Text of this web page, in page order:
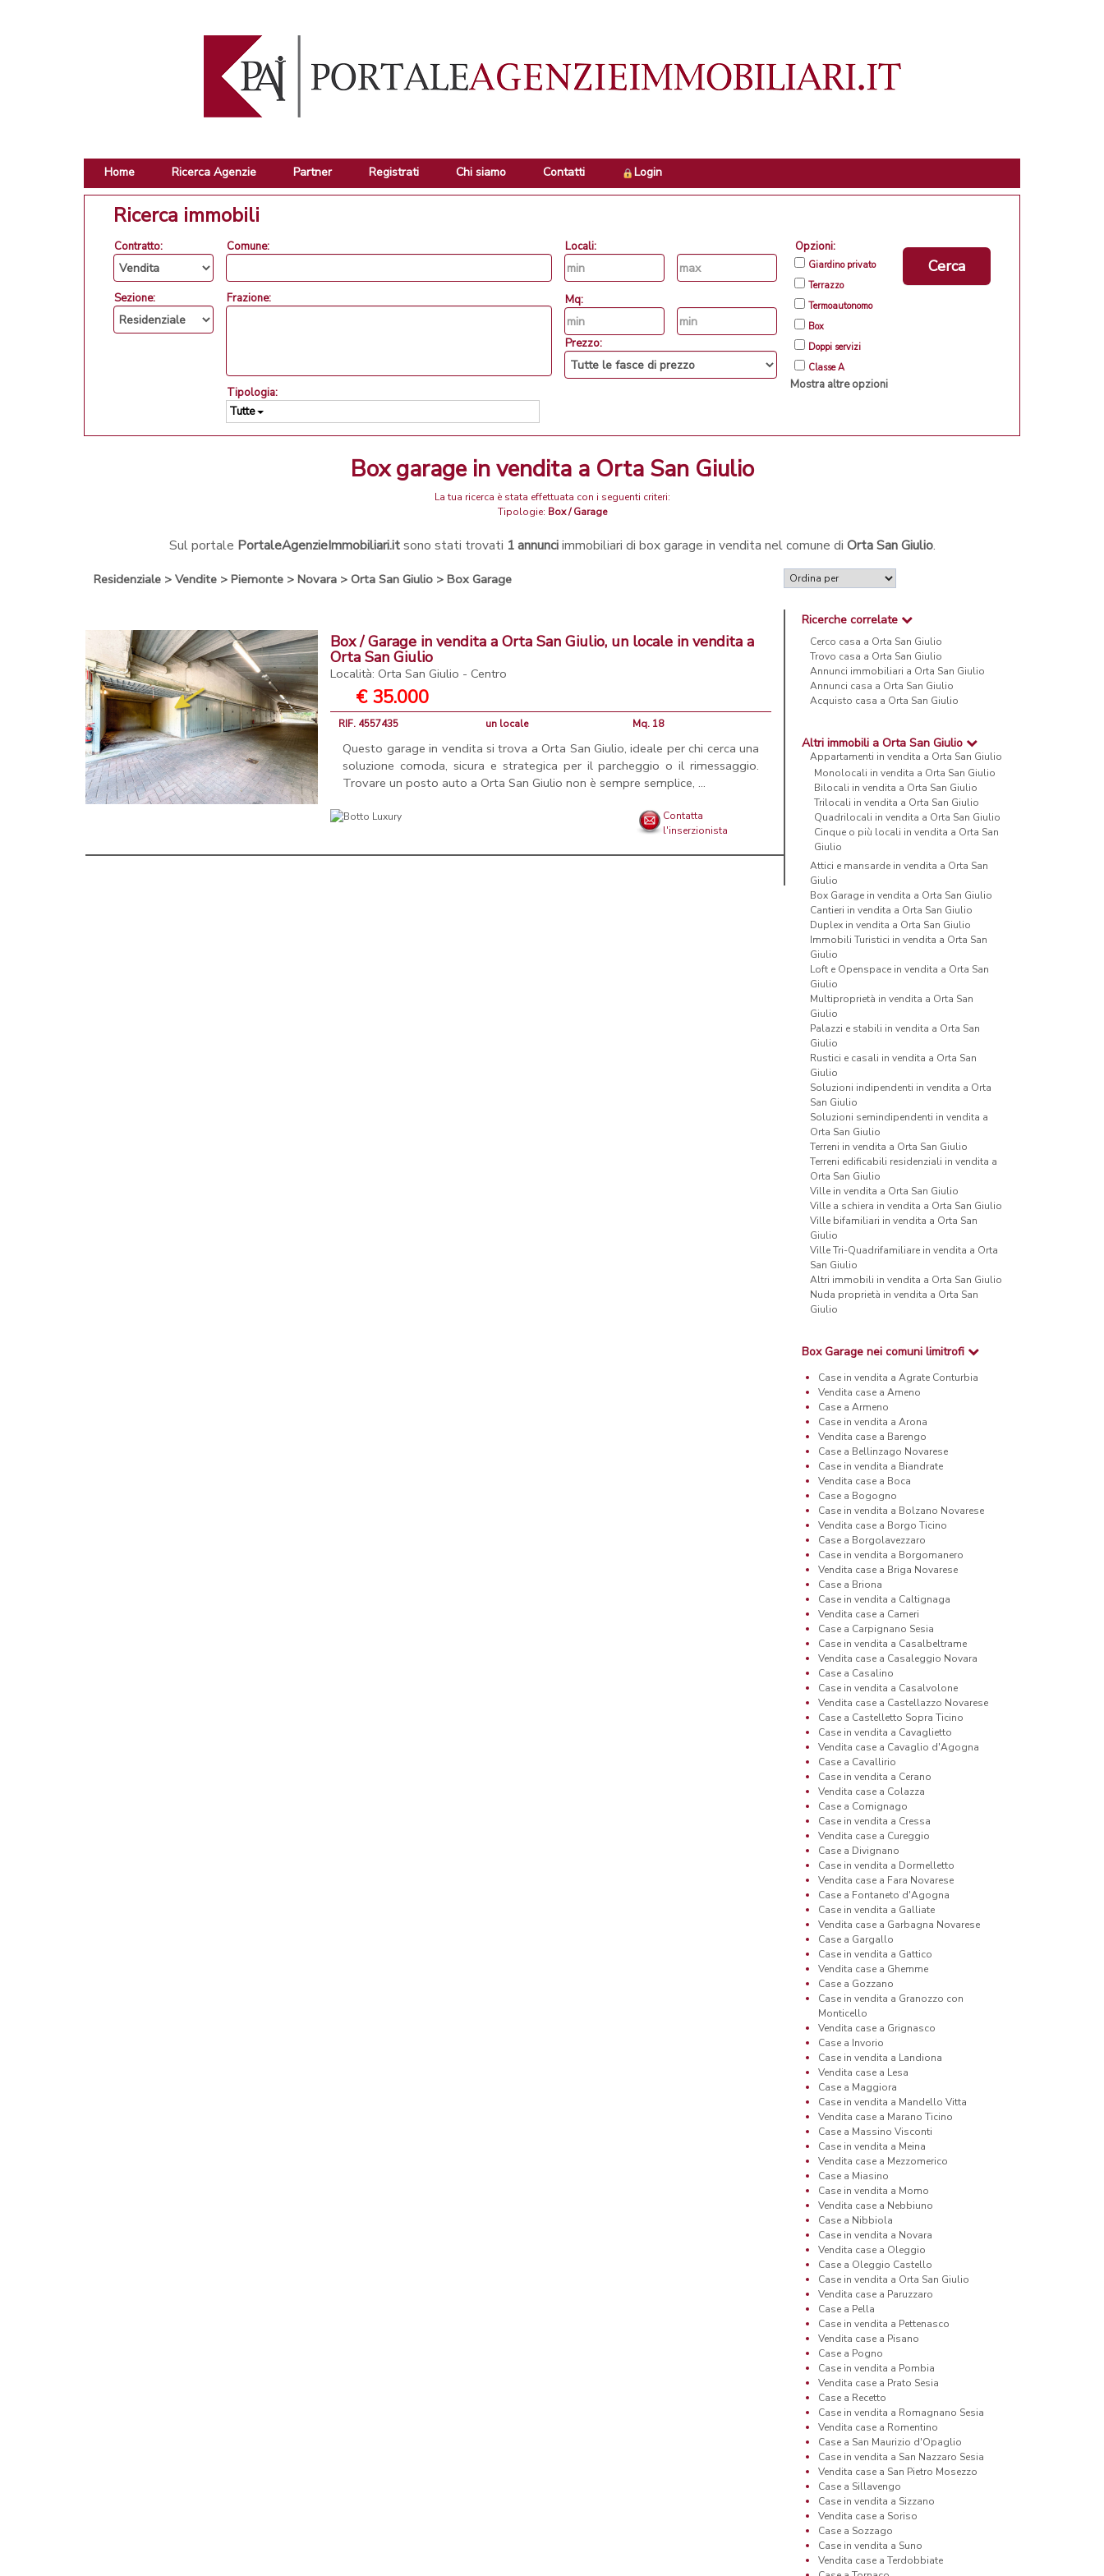
Home Ricerca Agenzie Partner Registrati Chi siamo Contatti Login
Ricerca immobili
Contratto:
Sezione:
Comune:
Frazione:
Tipologia:
Tutte
Locali:
Mq:
Prezzo:
Opzioni:
Giardino privato
Terrazzo
Termoautonomo
Box
Doppi servizi
Classe A
Mostra altre opzioni
Cerca
box garage in vendita a Orta San Giulio
La tua ricerca è stata effettuata con i seguenti criteri:
Tipologie: Box / Garage
Sul portale PortaleAgenzieImmobiliari.itsono stati trovati 1 annunciimmobiliari di box garage in vendita nel comune di Orta San Giulio.
Residenziale > Vendite > Piemonte > Novara > Orta San Giulio > Box Garage
Box / Garage in vendita a Orta San Giulio, un locale in vendita a
Orta San Giulio
Località: Orta San Giulio - Centro
€ 35.000
RIF. 4557435 un locale Mq. 18
Questo garage in vendita si trova a Orta San Giulio, ideale per chi cerca una
soluzione comoda, sicura e strategica per il parcheggio o il rimessaggio.
Trovare un posto auto a Orta San Giulio non è sempre semplice, ...
Contatta
l'inserzionista
Ricerche correlate
Cerco casa a Orta San Giulio
Trovo casa a Orta San Giulio
Annunci immobiliari a Orta San Giulio
Annunci casa a Orta San Giulio
Acquisto casa a Orta San Giulio
Altri immobili a Orta San Giulio
Appartamenti in vendita a Orta San Giulio
Monolocali in vendita a Orta San Giulio
Bilocali in vendita a Orta San Giulio
Trilocali in vendita a Orta San Giulio
Quadrilocali in vendita a Orta San Giulio
Cinque o più locali in vendita a Orta San
Giulio
Attici e mansarde in vendita a Orta San
Giulio
Box Garage in vendita a Orta San Giulio
Cantieri in vendita a Orta San Giulio
Duplex in vendita a Orta San Giulio
Immobili Turistici in vendita a Orta San
Giulio
Loft e Openspace in vendita a Orta San
Giulio
Multiproprietà in vendita a Orta San
Giulio
Palazzi e stabili in vendita a Orta San
Giulio
Rustici e casali in vendita a Orta San
Giulio
Soluzioni indipendenti in vendita a Orta
San Giulio
Soluzioni semindipendenti in vendita a
Orta San Giulio
Terreni in vendita a Orta San Giulio
Terreni edificabili residenziali in vendita a
Orta San Giulio
Ville in vendita a Orta San Giulio
Ville a schiera in vendita a Orta San Giulio
Ville bifamiliari in vendita a Orta San
Giulio
Ville Tri-Quadrifamiliare in vendita a Orta
San Giulio
Altri immobili in vendita a Orta San Giulio
Nuda proprietà in vendita a Orta San
Giulio
Box Garage nei comuni limitrofi
Case in vendita a Agrate Conturbia
Vendita case a Ameno
Case a Armeno
Case in vendita a Arona
Vendita case a Barengo
Case a Bellinzago Novarese
Case in vendita a Biandrate
Vendita case a Boca
Case a Bogogno
Case in vendita a Bolzano Novarese
Vendita case a Borgo Ticino
Case a Borgolavezzaro
Case in vendita a Borgomanero
Vendita case a Briga Novarese
Case a Briona
Case in vendita a Caltignaga
Vendita case a Cameri
Case a Carpignano Sesia
Case in vendita a Casalbeltrame
Vendita case a Casaleggio Novara
Case a Casalino
Case in vendita a Casalvolone
Vendita case a Castellazzo Novarese
Case a Castelletto Sopra Ticino
Case in vendita a Cavaglietto
Vendita case a Cavaglio d'Agogna
Case a Cavallirio
Case in vendita a Cerano
Vendita case a Colazza
Case a Comignago
Case in vendita a Cressa
Vendita case a Cureggio
Case a Divignano
Case in vendita a Dormelletto
Vendita case a Fara Novarese
Case a Fontaneto d'Agogna
Case in vendita a Galliate
Vendita case a Garbagna Novarese
Case a Gargallo
Case in vendita a Gattico
Vendita case a Ghemme
Case a Gozzano
Case in vendita a Granozzo con
Monticello
Vendita case a Grignasco
Case a Invorio
Case in vendita a Landiona
Vendita case a Lesa
Case a Maggiora
Case in vendita a Mandello Vitta
Vendita case a Marano Ticino
Case a Massino Visconti
Case in vendita a Meina
Vendita case a Mezzomerico
Case a Miasino
Case in vendita a Momo
Vendita case a Nebbiuno
Case a Nibbiola
Case in vendita a Novara
Vendita case a Oleggio
Case a Oleggio Castello
Case in vendita a Orta San Giulio
Vendita case a Paruzzaro
Case a Pella
Case in vendita a Pettenasco
Vendita case a Pisano
Case a Pogno
Case in vendita a Pombia
Vendita case a Prato Sesia
Case a Recetto
Case in vendita a Romagnano Sesia
Vendita case a Romentino
Case a San Maurizio d'Opaglio
Case in vendita a San Nazzaro Sesia
Vendita case a San Pietro Mosezzo
Case a Sillavengo
Case in vendita a Sizzano
Vendita case a Soriso
Case a Sozzago
Case in vendita a Suno
Vendita case a Terdobbiate